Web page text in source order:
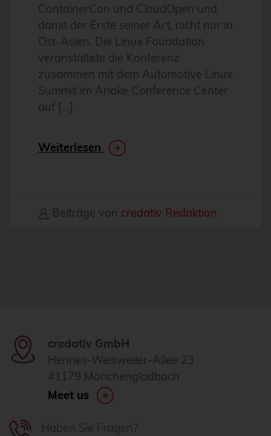
DevOps
Docker
Drucker
E-Mail
Elasticsearch
Email
Evaluierung
Firewall
Flux
Foreman
FOSDEM
ContainerCon und CloudOpen und
damit der Erste seiner Art, nicht nur in
Ost-Asien. Die Linux Foundation
veranstaltete die Konferenz
zusammen mit dem Automotive Linux
Summit im Ariake Conference Center
auf […]
Weiterlesen
Beiträge von credativ Redaktion
credativ GmbH
Hennes-Weisweiler-Allee 23
41179 Mönchengladbach
Meet us